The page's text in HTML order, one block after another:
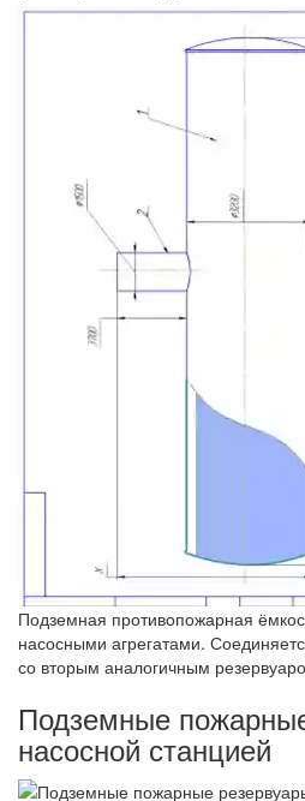
Подземная противопожарная
насосными агрегатами.
со вторым аналогичным
Подземные
насосной станцией